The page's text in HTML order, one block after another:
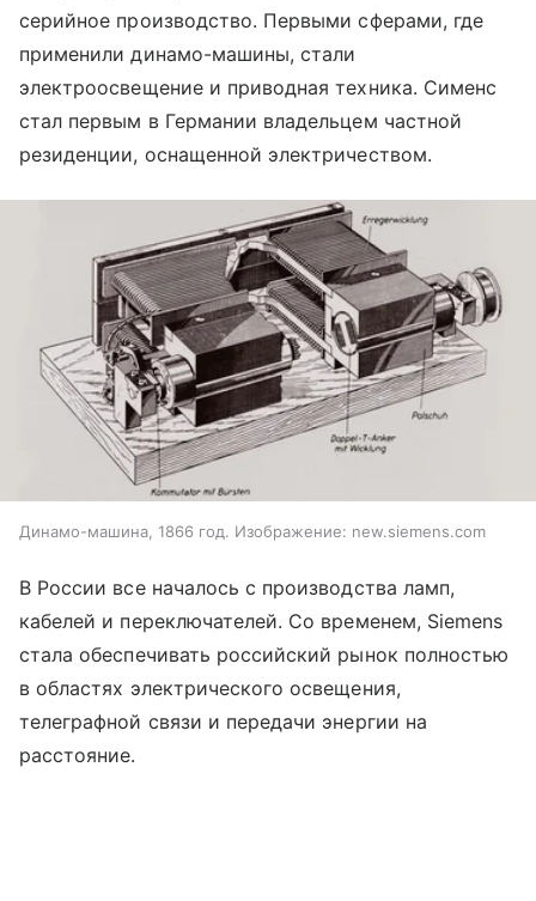
серийное производство. Первыми сферами, где
применили динамо-машины, стали
электроосвещение и приводная техника. Сименс
стал первым в Германии владельцем частной
резиденции, оснащенной электричеством.
Динамо-машина, 1866 год. Изображение: new.siemens.com
В России все началось с производства ламп,
кабелей и переключателей. Со временем, Siemens
стала обеспечивать российский рынок полностью
в областях электрического освещения,
телеграфной связи и передачи энергии на
расстояние.